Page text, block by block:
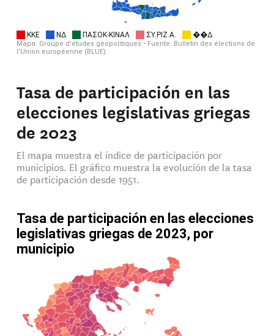
Tasa de participación en las
elecciones legislativas griegas
de 2023
El mapa muestra el índice de participación por
municipios. El gráfico muestra la evolución de la tasa
de participación desde 1951.